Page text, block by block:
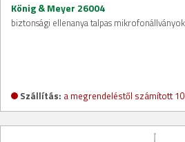
König & Meyer 26004
biztonsági ellenanya talpas
Szállítás: a megrendeléstől számított